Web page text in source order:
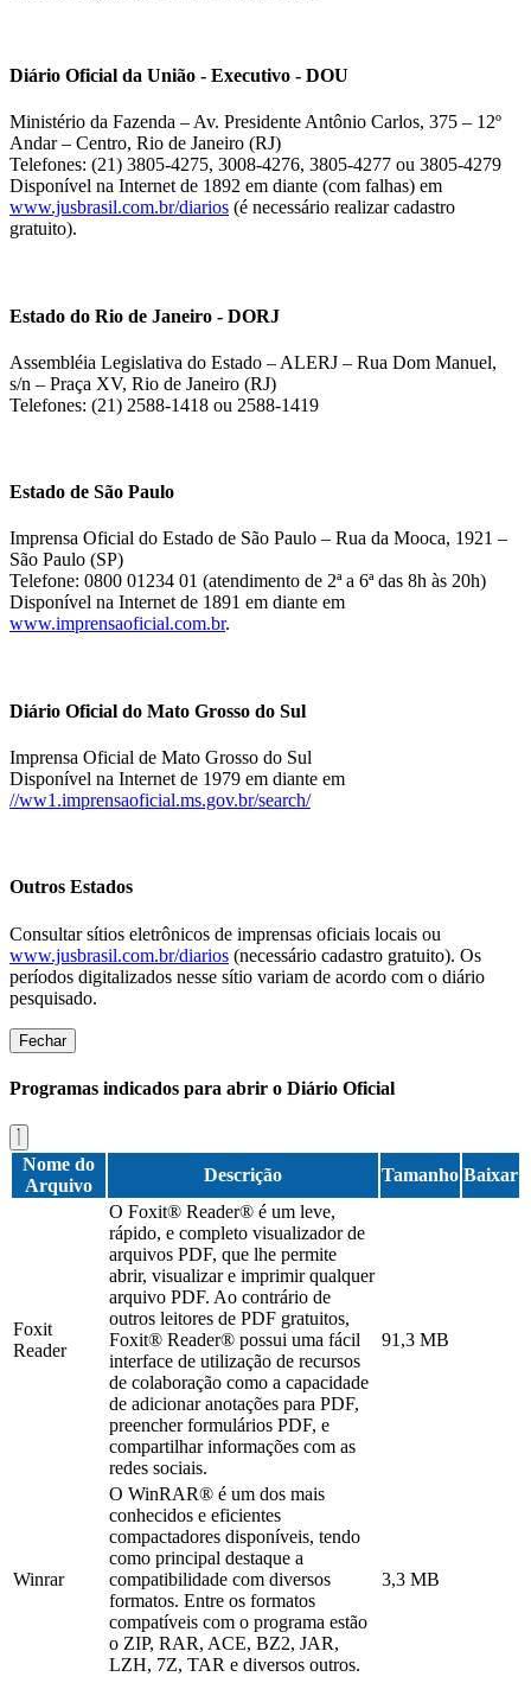
Diário Oficial da União - Executivo - DOU
Ministério da Fazenda – Av. Presidente Antônio Carlos, 375 – 12º
Andar – Centro, Rio de Janeiro (RJ)
Telefones: (21) 3805-4275, 3008-4276, 3805-4277 ou 3805-4279
Disponível na Internet de 1892 em diante (com falhas) em
www.jusbrasil.com.br/diarios (é necessário realizar cadastro
gratuito).
Estado do Rio de Janeiro - DORJ
Assembléia Legislativa do Estado – ALERJ – Rua Dom Manuel,
s/n – Praça XV, Rio de Janeiro (RJ)
Telefones: (21) 2588-1418 ou 2588-1419
Estado de São Paulo
Imprensa Oficial do Estado de São Paulo – Rua da Mooca, 1921 –
São Paulo (SP)
Telefone: 0800 01234 01 (atendimento de 2ª a 6ª das 8h às 20h)
Disponível na Internet de 1891 em diante em
www.imprensaoficial.com.br.
Diário Oficial do Mato Grosso do Sul
Imprensa Oficial de Mato Grosso do Sul
Disponível na Internet de 1979 em diante em
//ww1.imprensaoficial.ms.gov.br/search/
Outros Estados
Consultar sítios eletrônicos de imprensas oficiais locais ou
www.jusbrasil.com.br/diarios (necessário cadastro gratuito). Os
períodos digitalizados nesse sítio variam de acordo com o diário
pesquisado.
Fechar
Programas indicados para abrir o Diário Oficial
Nome do
Arquivo
Descrição Tamanho Baixar
Foxit
Reader
O Foxit® Reader® é um leve,
rápido, e completo visualizador de
arquivos PDF, que lhe permite
abrir, visualizar e imprimir qualquer
arquivo PDF. Ao contrário de
outros leitores de PDF gratuitos,
Foxit® Reader® possui uma fácil
interface de utilização de recursos
de colaboração como a capacidade
de adicionar anotações para PDF,
preencher formulários PDF, e
compartilhar informações com as
redes sociais.
91,3 MB
Winrar
O WinRAR® é um dos mais
conhecidos e eficientes
compactadores disponíveis, tendo
como principal destaque a
compatibilidade com diversos
formatos. Entre os formatos
compatíveis com o programa estão
o ZIP, RAR, ACE, BZ2, JAR,
LZH, 7Z, TAR e diversos outros.
3,3 MB